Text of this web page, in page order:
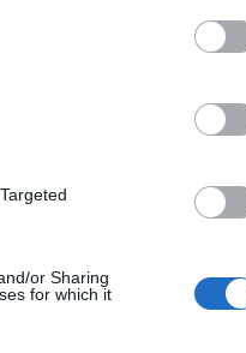
or Sharing
for which it